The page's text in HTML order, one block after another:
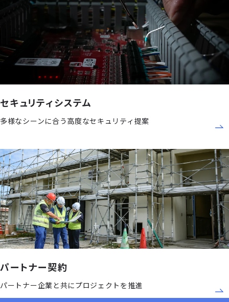
セキュリティシステム
多様なシーンに合う高度なセキュリティ提案
パートナー契約
パートナー企業と共にプロジェクトを推進